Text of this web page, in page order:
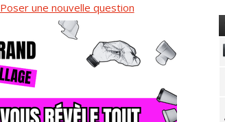
Poser une nouvelle question